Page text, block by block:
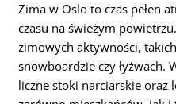
Zima w Oslo to czas pełen
czasu na świeżym
zimowych aktywności,
snowboardzie czy łyżwach.
liczne stoki narciarskie oraz